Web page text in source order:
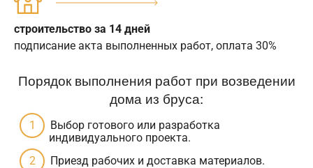
строительство за 14 дней
подписание акта выполненных работ, оплата 30%
Порядок выполнения работ при возведении
дома из бруса:
Выбор готового или разработка
индивидуального проекта.
Приезд рабочих и доставка материалов.